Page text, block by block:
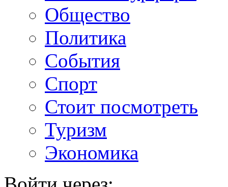
Общество
Политика
События
Спорт
Стоит посмотреть
Туризм
Экономика